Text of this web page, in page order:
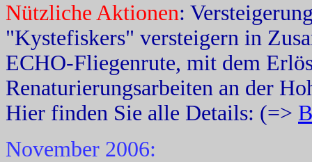
Nützliche Aktionen:
"Kystefiskers" versteigern in
ECHO-Fliegenrute, mit dem
Renaturierungsarbeiten an der
Hier finden Sie alle Details: (=>
November 2006: